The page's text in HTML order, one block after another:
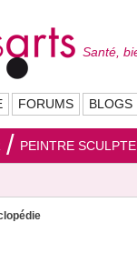
Santé,
FORUMS BLOGS
PEINTRE